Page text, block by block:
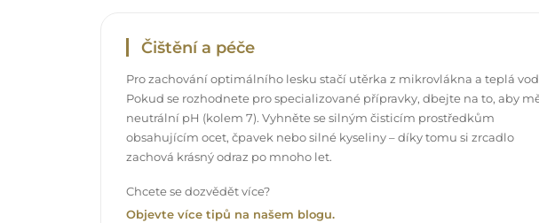
Čištění a péče
Pro zachování optimálního lesku stačí utěrka z mikrovlákna a teplá
Pokud se rozhodnete pro specializované přípravky, dbejte na to, aby
neutrální pH (kolem 7). Vyhněte se silným čisticím prostředkům
obsahujícím ocet, čpavek nebo silné kyseliny – díky tomu si zrcadlo
zachová krásný odraz po mnoho let.
Chcete se dozvědět více?
Objevte více tipů na našem blogu.